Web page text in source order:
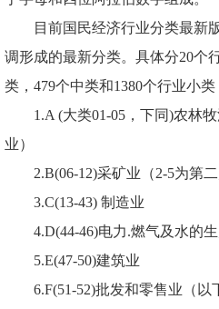
目前国民经济行业分类最新
调形成的最新分类。具体分20个
类，479个中类和1380个行业小类
1.A (大类01-05，下同)农林
业）
2.B(06-12)采矿业（2-5为第二
3.C(13-43) 制造业
4.D(44-46)电力.燃气及水的
5.E(47-50)建筑业
6.F(51-52)批发和零售业（